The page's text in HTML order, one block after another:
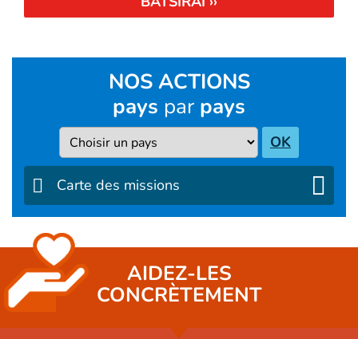
NOS ACTIONS
pays par pays
Pays OK
Carte des missions
AIDEZ-LES
CONCRÈTEMENT